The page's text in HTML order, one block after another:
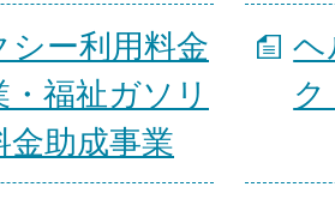
シー利用料金
福祉ガソリ
金助成事業
ヘ